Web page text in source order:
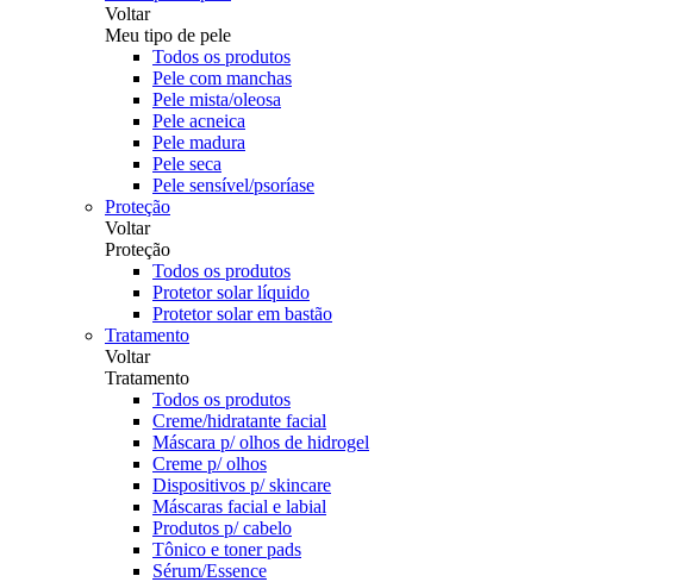
Voltar
Meu tipo de pele
Todos os produtos
Pele com manchas
Pele mista/oleosa
Pele acneica
Pele madura
Pele seca
Pele sensível/psoríase
Proteção
Voltar
Proteção
Todos os produtos
Protetor solar líquido
Protetor solar em bastão
Tratamento
Voltar
Tratamento
Todos os produtos
Creme/hidratante facial
Máscara p/ olhos de hidrogel
Creme p/ olhos
Dispositivos p/ skincare
Máscaras facial e labial
Produtos p/ cabelo
Tônico e toner pads
Sérum/Essence